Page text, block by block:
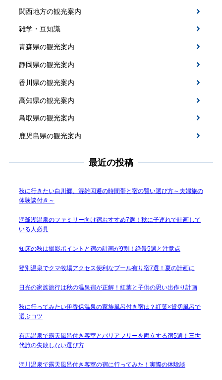
関西地方の観光案内
雑学・豆知識
青森県の観光案内
静岡県の観光案内
香川県の観光案内
高知県の観光案内
鳥取県の観光案内
鹿児島県の観光案内
最近の投稿
秋に行きたい白川郷、混雑回避の時間帯と宿の賢い選び方～夫婦旅の
体験談付き～
洞爺湖温泉のファミリー向け宿おすすめ7選！秋に子連れで計画して
いる人必見
知床の秋は撮影ポイントと宿の計画が9割！絶景5選と注意点
登別温泉でクマ牧場アクセス便利なプール有り宿7選！夏の計画に
日光の家族旅行は秋の温泉宿が正解！紅葉と子供の思い出作り計画
秋に行ってみたい伊香保温泉の家族風呂付き宿は？紅葉×貸切風呂で
選ぶコツ
有馬温泉で露天風呂付き客室とバリアフリーを両立する宿5選！三世
代旅の失敗しない選び方
洞川温泉で露天風呂付き客室の宿に行ってみた！実際の体験談